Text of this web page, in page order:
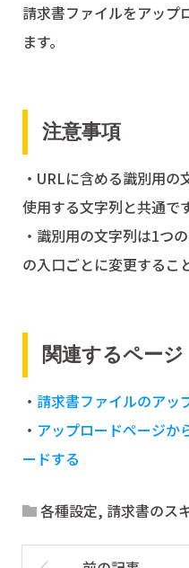
請求書ファイルをアップ
ます。
注意事項
・URLに含める識別用
使用する文字列と共通です
・識別用の文字列は1つ
の入口ごとに変更するこ
関連するページ
・ 請求書ファイルのアッ
・ アップロードページか
ードする
各種設定, 請求書のス